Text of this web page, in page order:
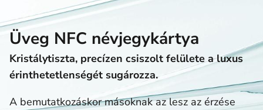
Üveg NFC névjegykártya
Kristálytiszta, precízen csiszolt felülete a luxus
érinthetetlenségét sugározza.
A bemutatkozáskor másoknak az lesz az érzése